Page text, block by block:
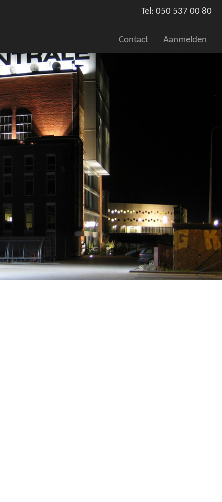
Tel: 050 537 00 80
Contact Aanmelden